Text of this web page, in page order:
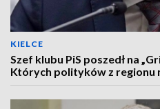
KIELCE
Szef klubu PiS poszedł na
Których polityków z regionu